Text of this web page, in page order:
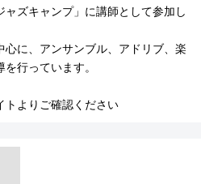
ズキャンプ」に講師として参加し
に、アンサンブル、アドリブ、楽
行っています。
よりご確認ください